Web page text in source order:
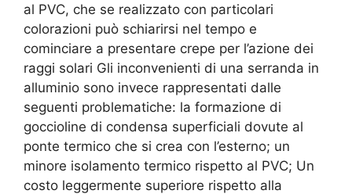
al PVC, che se realizzato con particolari
colorazioni può schiarirsi nel tempo e
cominciare a presentare crepe per l’azione dei
raggi solari Gli inconvenienti di una serranda in
alluminio sono invece rappresentati dalle
seguenti problematiche: la formazione di
goccioline di condensa superficiali dovute al
ponte termico che si crea con l’esterno; un
minore isolamento termico rispetto al PVC; Un
costo leggermente superiore rispetto alla